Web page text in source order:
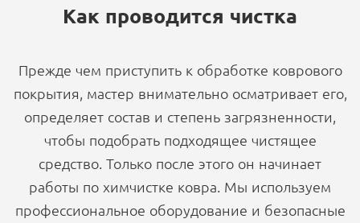
Как проводится чистка
Прежде чем приступить к обработке коврового
покрытия, мастер внимательно осматривает его,
определяет состав и степень загрязненности,
чтобы подобрать подходящее чистящее
средство. Только после этого он начинает
работы по химчистке ковра. Мы используем
профессиональное оборудование и безопасные